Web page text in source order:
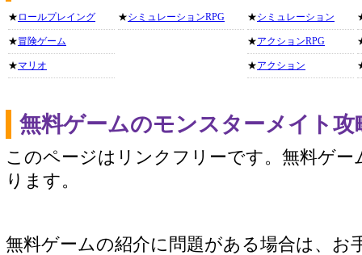
★ ロールプレイング
★冒険ゲーム
★マリオ
★シミュレーションRPG ★シミュレーション
★アクションRPG
★アクション
無料ゲームのモンスターメイト
このページはリンクフリーです。無料ゲー
ります。
無料ゲームの紹介に問題がある場合は、お